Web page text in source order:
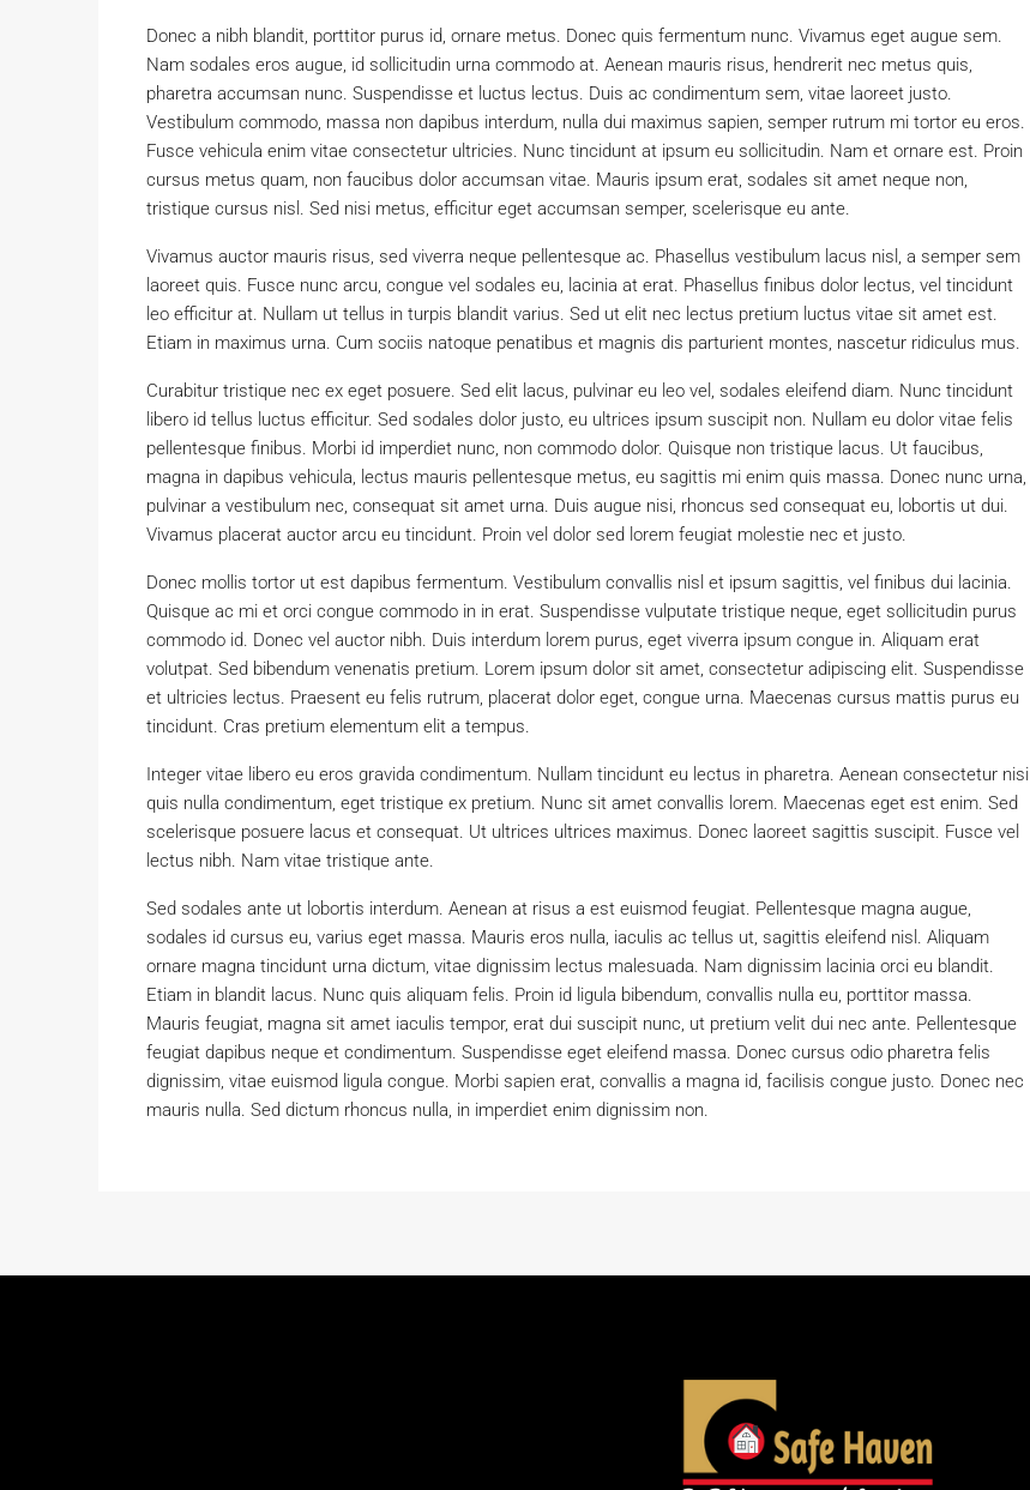
Donec a nibh blandit, porttitor purus id, ornare metus. Donec quis fermentum nunc. Vivamus eget augue sem.
Nam sodales eros augue, id sollicitudin urna commodo at. Aenean mauris risus, hendrerit nec metus quis,
pharetra accumsan nunc. Suspendisse et luctus lectus. Duis ac condimentum sem, vitae laoreet justo.
Vestibulum commodo, massa non dapibus interdum, nulla dui maximus sapien, semper rutrum mi tortor eu eros.
Fusce vehicula enim vitae consectetur ultricies. Nunc tincidunt at ipsum eu sollicitudin. Nam et ornare est. Proin
cursus metus quam, non faucibus dolor accumsan vitae. Mauris ipsum erat, sodales sit amet neque non,
tristique cursus nisl. Sed nisi metus, efficitur eget accumsan semper, scelerisque eu ante.
Vivamus auctor mauris risus, sed viverra neque pellentesque ac. Phasellus vestibulum lacus nisl, a semper sem
laoreet quis. Fusce nunc arcu, congue vel sodales eu, lacinia at erat. Phasellus finibus dolor lectus, vel tincidunt
leo efficitur at. Nullam ut tellus in turpis blandit varius. Sed ut elit nec lectus pretium luctus vitae sit amet est.
Etiam in maximus urna. Cum sociis natoque penatibus et magnis dis parturient montes, nascetur ridiculus mus.
Curabitur tristique nec ex eget posuere. Sed elit lacus, pulvinar eu leo vel, sodales eleifend diam. Nunc tincidunt
libero id tellus luctus efficitur. Sed sodales dolor justo, eu ultrices ipsum suscipit non. Nullam eu dolor vitae felis
pellentesque finibus. Morbi id imperdiet nunc, non commodo dolor. Quisque non tristique lacus. Ut faucibus,
magna in dapibus vehicula, lectus mauris pellentesque metus, eu sagittis mi enim quis massa. Donec nunc urna,
pulvinar a vestibulum nec, consequat sit amet urna. Duis augue nisi, rhoncus sed consequat eu, lobortis ut dui.
Vivamus placerat auctor arcu eu tincidunt. Proin vel dolor sed lorem feugiat molestie nec et justo.
Donec mollis tortor ut est dapibus fermentum. Vestibulum convallis nisl et ipsum sagittis, vel finibus dui lacinia.
Quisque ac mi et orci congue commodo in in erat. Suspendisse vulputate tristique neque, eget sollicitudin purus
commodo id. Donec vel auctor nibh. Duis interdum lorem purus, eget viverra ipsum congue in. Aliquam erat
volutpat. Sed bibendum venenatis pretium. Lorem ipsum dolor sit amet, consectetur adipiscing elit. Suspendisse
et ultricies lectus. Praesent eu felis rutrum, placerat dolor eget, congue urna. Maecenas cursus mattis purus eu
tincidunt. Cras pretium elementum elit a tempus.
Integer vitae libero eu eros gravida condimentum. Nullam tincidunt eu lectus in pharetra. Aenean consectetur nisi
quis nulla condimentum, eget tristique ex pretium. Nunc sit amet convallis lorem. Maecenas eget est enim. Sed
scelerisque posuere lacus et consequat. Ut ultrices ultrices maximus. Donec laoreet sagittis suscipit. Fusce vel
lectus nibh. Nam vitae tristique ante.
Sed sodales ante ut lobortis interdum. Aenean at risus a est euismod feugiat. Pellentesque magna augue,
sodales id cursus eu, varius eget massa. Mauris eros nulla, iaculis ac tellus ut, sagittis eleifend nisl. Aliquam
ornare magna tincidunt urna dictum, vitae dignissim lectus malesuada. Nam dignissim lacinia orci eu blandit.
Etiam in blandit lacus. Nunc quis aliquam felis. Proin id ligula bibendum, convallis nulla eu, porttitor massa.
Mauris feugiat, magna sit amet iaculis tempor, erat dui suscipit nunc, ut pretium velit dui nec ante. Pellentesque
feugiat dapibus neque et condimentum. Suspendisse eget eleifend massa. Donec cursus odio pharetra felis
dignissim, vitae euismod ligula congue. Morbi sapien erat, convallis a magna id, facilisis congue justo. Donec nec
mauris nulla. Sed dictum rhoncus nulla, in imperdiet enim dignissim non.